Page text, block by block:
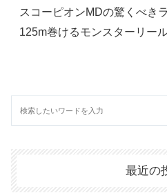
スコーピオンMDの驚くべき
125m巻けるモンスターリール
最近の